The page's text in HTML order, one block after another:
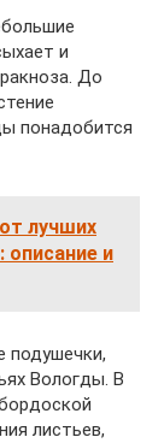
и
До
понадобится
лучших
описание и
подушечки,
Вологды. В
листьев,